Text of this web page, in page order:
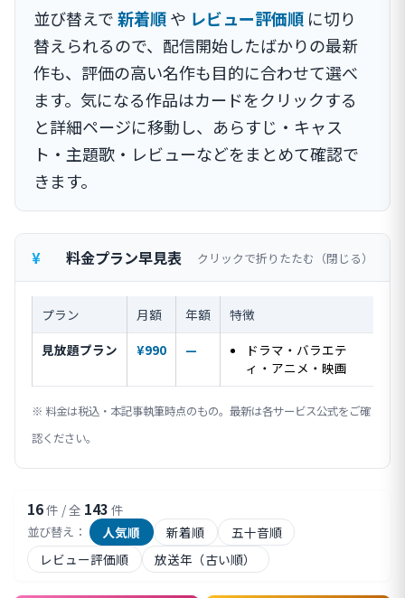
並び替えで新着順や レビュー評価順 に切り
替えられるので、配信開始したばかりの最新
作も、評価の高い名作も目的に合わせて選べ
ます。気になる作品はカードをクリックする
と詳細ページに移動し、あらすじ・キャス
ト・主題歌・レビューなどをまとめて確認で
きます。
料金プラン早見表 クリックで折りたたむ
プラン 月額 年額
特徴
見放題プラン
¥990 —
ドラマ・バラエテ
ィ・アニメ・映画
※ 料金は税込・本記事執筆時点のもの。最新は各サービス公式をご確
認ください。
16件 / 全 143 件
並び替え： 人気順 新着順
五十音順
レビュー評価順
放送年（古い順）